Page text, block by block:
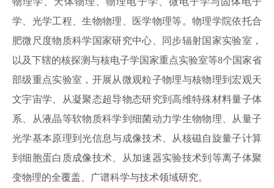
学、光学工程、生物物理、医学物理等。 物理学院依托合
肥微尺度物质科学国家研究中心、同步辐射国家实验室，
以及下辖的核探测与核电子学国家重点实验室等8个国家省
部级重点实验室，开展从微观粒子物理与核物理到宏观天
文宇宙学、从凝聚态超导物态研究到高维特殊材料量子体
系、从液晶等软物质科学到细菌动力学生物物理、从量子
光学基本原理到光信息与成像技术、从核磁自旋量子计算
到细胞蛋白质成像技术、从加速器实验技术到等离子体聚
变物理的全覆盖、广谱科学与技术领域研究。